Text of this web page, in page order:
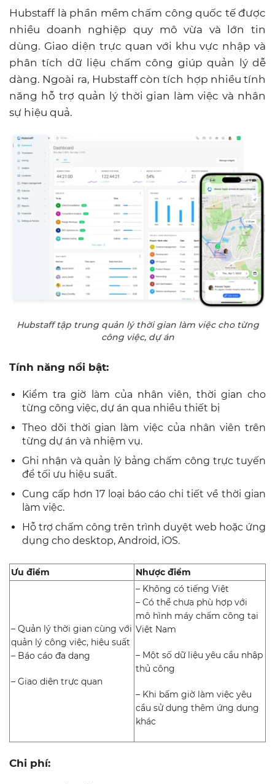
Hubstaff là phần mềm chấm công quốc tế được
nhiều doanh nghiệp quy mô vừa và lớn tin
dùng. Giao diện trực quan với khu vực nhập và
phân tích dữ liệu chấm công giúp quản lý dễ
dàng. Ngoài ra, Hubstaff còn tích hợp nhiều tính
năng hỗ trợ quản lý thời gian làm việc và nhân
sự hiệu quả.
Hubstaff tập trung quản lý thời gian làm việc cho từng
công việc, dự án
Tính năng nổi bật:
Kiểm tra giờ làm của nhân viên, thời gian cho
từng công việc, dự án qua nhiều thiết bị
Theo dõi thời gian làm việc của nhân viên trên
từng dự án và nhiệm vụ.
Ghi nhận và quản lý bảng chấm công trực tuyến
để tối ưu hiệu suất.
Cung cấp hơn 17 loại báo cáo chi tiết về thời gian
làm việc.
Hỗ trợ chấm công trên trình duyệt web hoặc ứng
dụng cho desktop, Android, iOS.
Ưu điểm Nhược điểm
– Quản lý thời gian cùng với
quản lý công việc, hiệu suất
– Báo cáo đa dạng
– Giao diện trực quan
– Không có tiếng Việt
– Có thể chưa phù hợp với
mô hình máy chấm công tại
Việt Nam
– Một số dữ liệu yêu cầu nhập
thủ công
– Khi bấm giờ làm việc yêu
cầu sử dụng thêm ứng dụng
khác
Chi phí: